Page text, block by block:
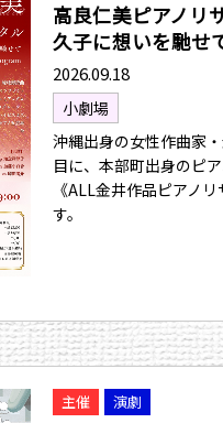
高良仁美ピアノ
久子に想いを馳せ
2026.09.18
小劇場
沖縄出身の女性作曲家
目に、本部町出身のピ
《ALL金井作品ピアノ
す。
主催 演劇